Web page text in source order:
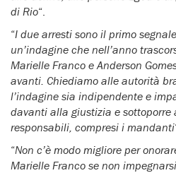
di Rio“.
“I due arresti sono il primo
un’indagine che nell’anno
Marielle Franco e Anderson
avanti. Chiediamo alle autorità
l’indagine sia indipendente e
davanti alla giustizia e sottoporre
responsabili, compresi i mandanti
“Non c’è modo migliore per
Marielle Franco se non